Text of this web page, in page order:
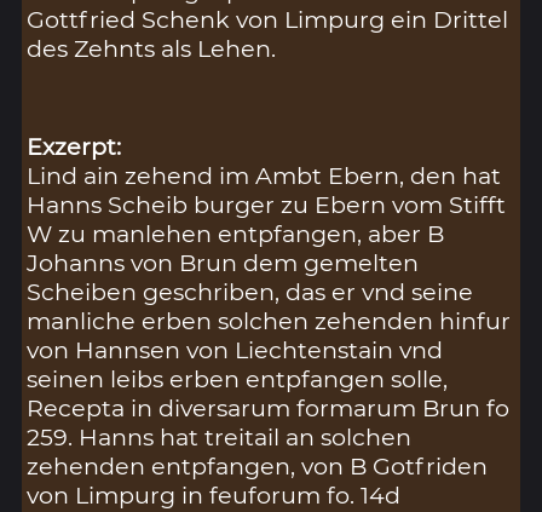
Gottfried Schenk von Limpurg ein Drittel
des Zehnts als Lehen.
Exzerpt:
Lind ain zehend im Ambt Ebern, den hat
Hanns Scheib burger zu Ebern vom Stifft
W zu manlehen entpfangen, aber B
Johanns von Brun dem gemelten
Scheiben geschriben, das er vnd seine
manliche erben solchen zehenden hinfur
von Hannsen von Liechtenstain vnd
seinen leibs erben entpfangen solle,
Recepta in diversarum formarum Brun fo
259. Hanns hat treitail an solchen
zehenden entpfangen, von B Gotfriden
von Limpurg in feuforum fo. 14d